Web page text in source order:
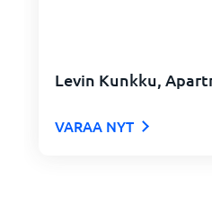
Levin Kunkku,
VARAA NYT